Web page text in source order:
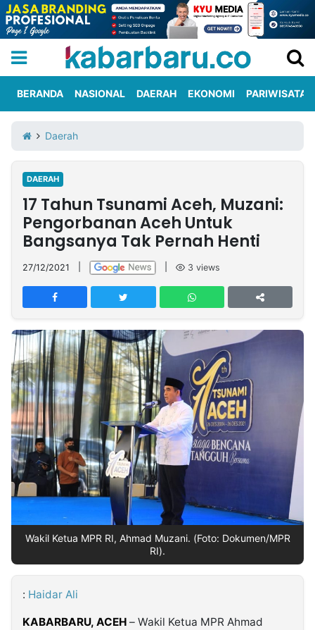
Iklan
Berita
Kami
Nasional
International
Olahraga
Entertainment
Daerah
Pariwisata
Kuliner
Kolom
Network
PT
TREETAN
INDONESIA
Partner
Insight
NTB
Suara
Time
Lens
IDN
Daily
Jogja
Jalan
Rakyat
Idealita
News
Kita
Notice
Dinamikapost.com
Radar
Baru
Seedbacklink
Follow
Kabarbaru
BERANDA NASIONAL DAERAH EKONOMI PARIWISATA
Daerah
DAERAH
17 Tahun Tsunami Aceh, Muzani:
Pengorbanan Aceh Untuk
Bangsanya Tak Pernah Henti
27/12/2021 3 views
Wakil Ketua MPR RI, Ahmad Muzani. (Foto: Dokumen/MPR
RI).
: Haidar Ali
KABARBARU, ACEH – Wakil Ketua MPR Ahmad